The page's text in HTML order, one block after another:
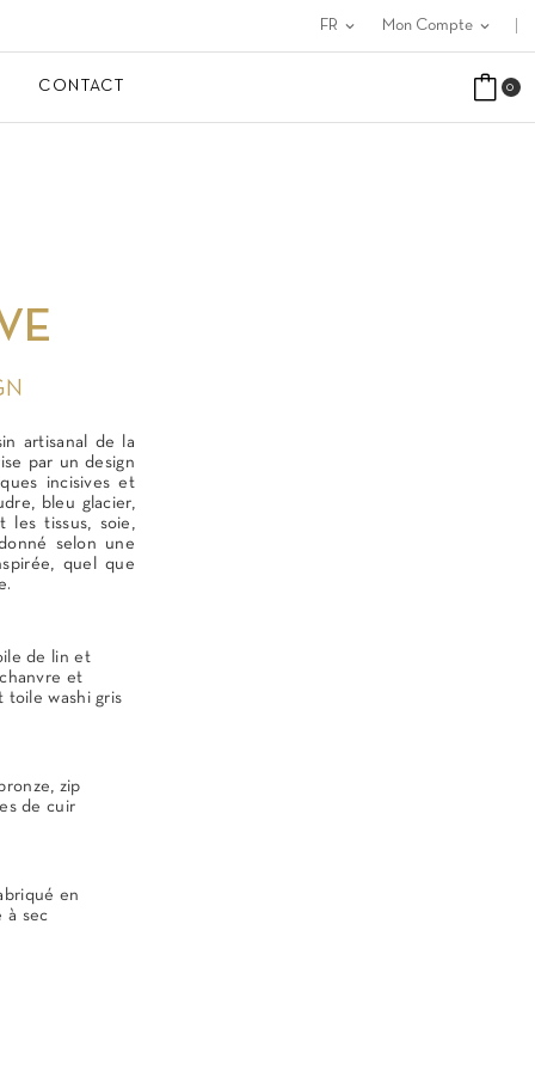
Mon Compte expand_more
FR expand_more
CONTACT 0
artisanal de la
par un design
incisives et
bleu glacier,
les tissus, soie,
selon une
quel que
de lin et
et
toile washi gris
zip
de cuir
en
à sec